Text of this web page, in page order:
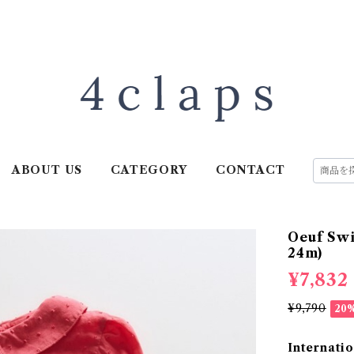
ABOUT US CATEGORY CONTACT
Oeuf
24m)
¥7,832
¥9,790